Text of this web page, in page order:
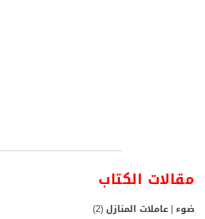
مقالات الكتاب
ضوء | عاملات المنازل (2)